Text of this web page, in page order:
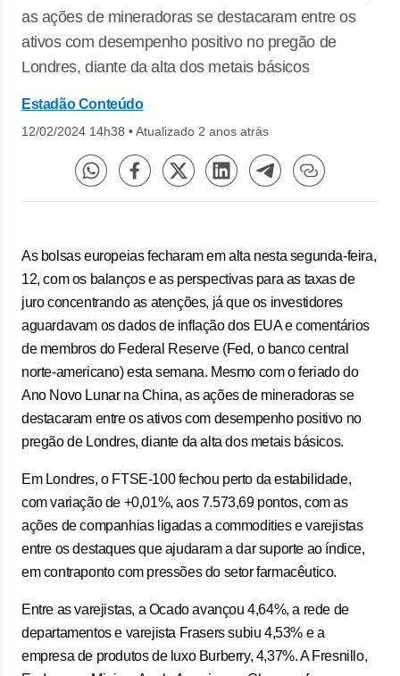
as ações de mineradoras se destacaram entre os
ativos com desempenho positivo no pregão de
Londres, diante da alta dos metais básicos
Estadão Conteúdo
12/02/2024 14h38 •Atualizado 2 anos atrás
As bolsas europeias fecharam em alta nesta segunda-feira,
12, com os balanços e as perspectivas para as taxas de
juro concentrando as atenções, já que os investidores
aguardavam os dados de inflação dos EUA e comentários
de membros do Federal Reserve (Fed, o banco central
norte-americano) esta semana. Mesmo com o feriado do
Ano Novo Lunar na China, as ações de mineradoras se
destacaram entre os ativos com desempenho positivo no
pregão de Londres, diante da alta dos metais básicos.
Em Londres, o FTSE-100 fechou perto da estabilidade,
com variação de +0,01%, aos 7.573,69 pontos, com as
ações de companhias ligadas a commodities e varejistas
entre os destaques que ajudaram a dar suporte ao índice,
em contraponto com pressões do setor farmacêutico.
Entre as varejistas, a Ocado avançou 4,64%, a rede de
departamentos e varejista Frasers subiu 4,53% e a
empresa de produtos de luxo Burberry, 4,37%. A Fresnillo,